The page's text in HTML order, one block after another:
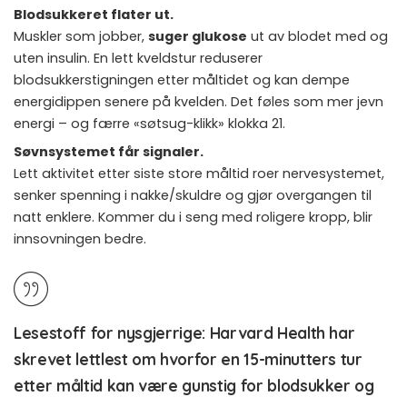
Blodsukkeret flater ut.
Muskler som jobber, suger glukose ut av blodet med og
uten insulin. En lett kveldstur reduserer
blodsukkerstigningen etter måltidet og kan dempe
energidippen senere på kvelden. Det føles som mer jevn
energi – og færre «søtsug-klikk» klokka 21.
Søvnsystemet får signaler.
Lett aktivitet etter siste store måltid roer nervesystemet,
senker spenning i nakke/skuldre og gjør overgangen til
natt enklere. Kommer du i seng med roligere kropp, blir
innsovningen bedre.
Lesestoff for nysgjerrige: Harvard Health har
skrevet lettlest om hvorfor en 15-minutters tur
etter måltid kan være gunstig for blodsukker og